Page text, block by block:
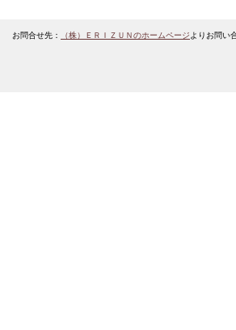
お問合せ先： （株）ＥＲＩＺＵＮのホームページよりお問い